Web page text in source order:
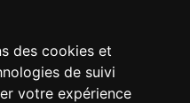
des cookies et
de suivi
votre expérience